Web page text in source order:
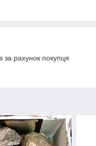
за рахунок покупця